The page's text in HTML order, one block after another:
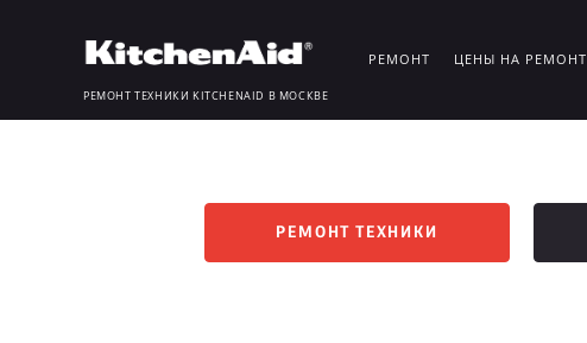
РЕМОНТ ТЕХНИКИ KITCHENAID В МОСКВЕ
РЕМОНТ ЦЕНЫ НА РЕМОНТ
РЕМОНТ ТЕХНИКИ